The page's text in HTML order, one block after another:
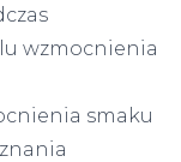
wzmocnienia
smaku